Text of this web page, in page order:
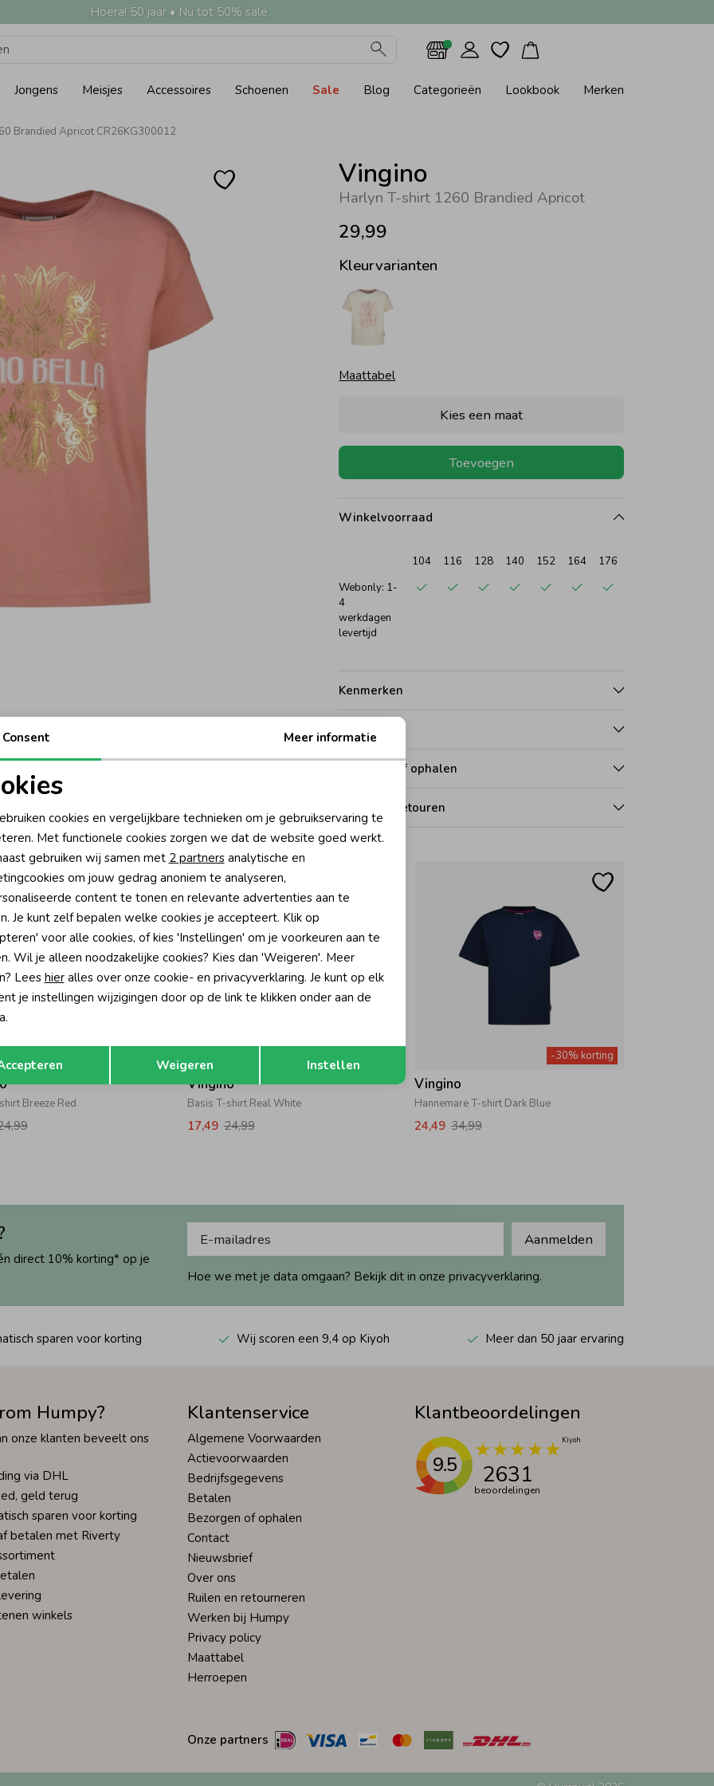
Hoera! 50 jaar • Nu tot 50% sale
Jongens Meisjes Accessoires Schoenen Sale Blog Categorieën Lookbook Merken
Brandied Apricot CR26KG300012
Vingino
Harlyn T-shirt 1260 Brandied Apricot
29,99
Kleurvarianten
Maattabel
Kies een maat
Toevoegen
Winkelvoorraad
104 116 128 140 152 164
176
Webonly: 1-
4
werkdagen
levertijd
Kenmerken
Betalen
Bezorgen of ophalen
Ruilen en retouren
Breeze Red
Vingino
Basis T-shirt Real White
17,49 24,99
-30% korting
Vingino
Hannemare T-shirt Dark Blue
24,49 34,99
direct 10% korting* op je
Aanmelden
Hoe we met je data omgaan? Bekijk dit in onze privacyverklaring.
sparen voor korting Wij scoren een 9,4 op Kiyoh Meer dan 50 jaar ervaring
Humpy?
onze klanten beveelt ons
via DHL
geld terug
sparen voor korting
betalen met Riverty
winkels
Klantenservice
Algemene Voorwaarden
Actievoorwaarden
Bedrijfsgegevens
Betalen
Bezorgen of ophalen
Contact
Nieuwsbrief
Over ons
Ruilen en retourneren
Werken bij Humpy
Privacy policy
Maattabel
Herroepen
Klantbeoordelingen
9.5 2631
beoordelingen
Onze partners
cookies
cookies Marketing cookies
Terug Opslaan
Consent Meer informatie
cookies en vergelijkbare technieken om je gebruikservaring te
Met functionele cookies zorgen we dat de website goed werkt.
gebruiken wij samen met 2 partnersanalytische en
om jouw gedrag anoniem te analyseren,
content te tonen en relevante advertenties aan te
Je kunt zelf bepalen welke cookies je accepteert. Klik op
voor alle cookies, of kies 'Instellingen' om je voorkeuren aan te
Wil je alleen noodzakelijke cookies? Kies dan 'Weigeren'. Meer
Lees hieralles over onze cookie- en privacyverklaring. Je kunt op elk
je instellingen wijzigingen door op de link te klikken onder aan de
Weigeren Instellen